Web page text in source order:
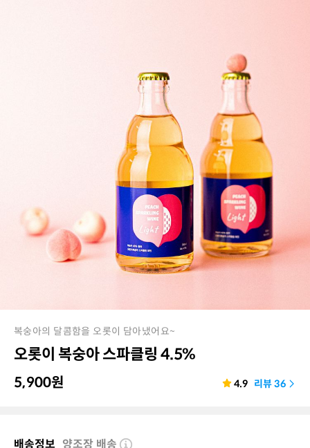
복숭아의 달콤함을 오롯이 담아냈어요~
오롯이 복숭아 스파클링 4.5%
5,900원 4.9 리뷰36
배송정보 양조장 배송